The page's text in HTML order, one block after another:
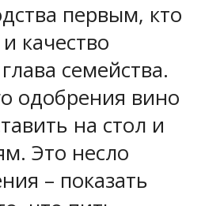
первым, кто
качество
семейства.
одобрения вино
на стол и
Это несло
– показать